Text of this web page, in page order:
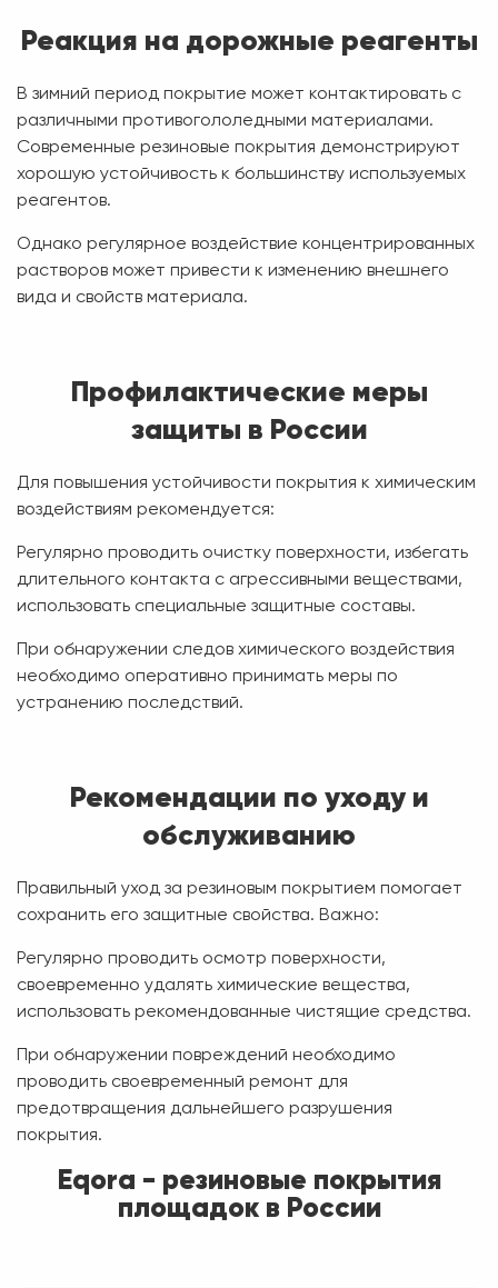
Реакция на дорожные реагенты
В зимний период покрытие может контактировать с
различными противогололедными материалами.
Современные резиновые покрытия демонстрируют
хорошую устойчивость к большинству используемых
реагентов.
Однако регулярное воздействие концентрированных
растворов может привести к изменению внешнего
вида и свойств материала.
Профилактические меры
защиты в России
Для повышения устойчивости покрытия к химическим
воздействиям рекомендуется:
Регулярно проводить очистку поверхности, избегать
длительного контакта с агрессивными веществами,
использовать специальные защитные составы.
При обнаружении следов химического воздействия
необходимо оперативно принимать меры по
устранению последствий.
Рекомендации по уходу и
обслуживанию
Правильный уход за резиновым покрытием помогает
сохранить его защитные свойства. Важно:
Регулярно проводить осмотр поверхности,
своевременно удалять химические вещества,
использовать рекомендованные чистящие средства.
При обнаружении повреждений необходимо
проводить своевременный ремонт для
предотвращения дальнейшего разрушения
покрытия.
Eqora - резиновые покрытия
площадок в России